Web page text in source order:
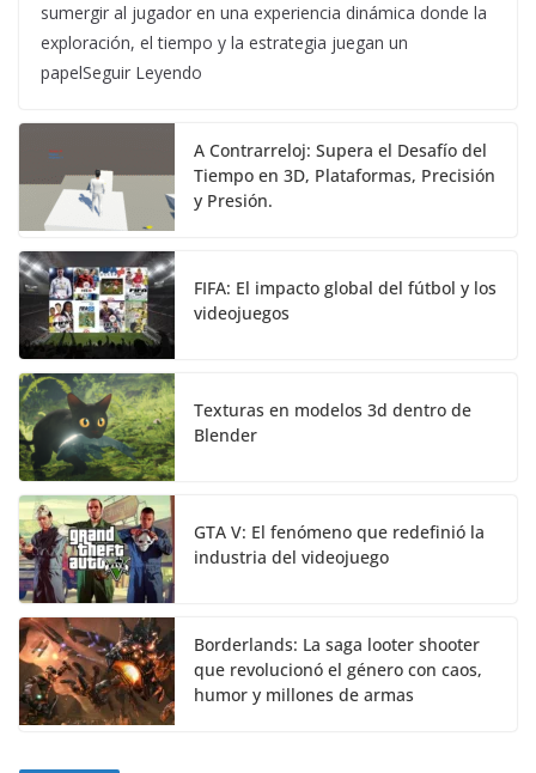
sumergir al jugador en una experiencia dinámica donde la
exploración, el tiempo y la estrategia juegan un
papelSeguir Leyendo
A Contrarreloj: Supera el Desafío del
Tiempo en 3D, Plataformas, Precisión
y Presión.
FIFA: El impacto global del fútbol y los
videojuegos
Texturas en modelos 3d dentro de
Blender
GTA V: El fenómeno que redefinió la
industria del videojuego
Borderlands: La saga looter shooter
que revolucionó el género con caos,
humor y millones de armas